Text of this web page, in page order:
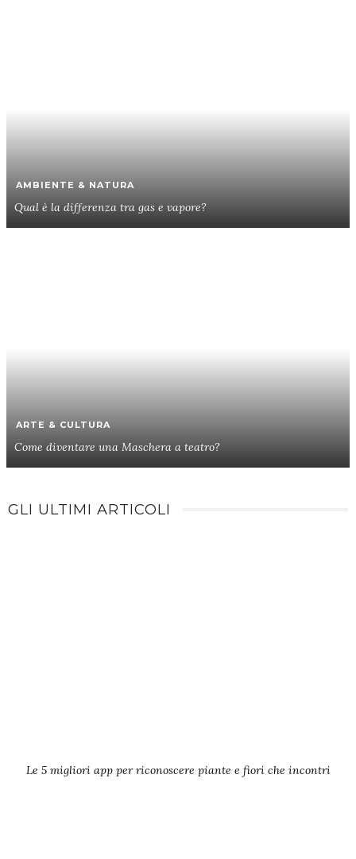
AMBIENTE & NATURA
Qual è la differenza tra gas e vapore?
ARTE & CULTURA
Come diventare una Maschera a teatro?
GLI ULTIMI ARTICOLI
Le 5 migliori app per riconoscere piante e fiori che incontri